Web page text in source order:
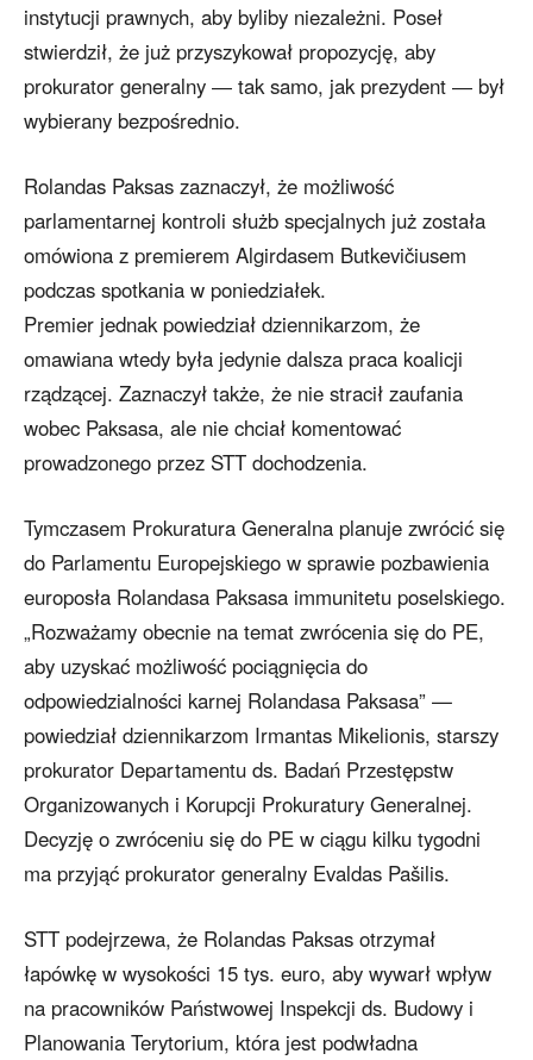
instytucji prawnych, aby byliby niezależni. Poseł
stwierdził, że już przyszykował propozycję, aby
prokurator generalny ― tak samo, jak prezydent ― był
wybierany bezpośrednio.
Rolandas Paksas zaznaczył, że możliwość
parlamentarnej kontroli służb specjalnych już została
omówiona z premierem Algirdasem Butkevičiusem
podczas spotkania w poniedziałek.
Premier jednak powiedział dziennikarzom, że
omawiana wtedy była jedynie dalsza praca koalicji
rządzącej. Zaznaczył także, że nie stracił zaufania
wobec Paksasa, ale nie chciał komentować
prowadzonego przez STT dochodzenia.
Tymczasem Prokuratura Generalna planuje zwrócić się
do Parlamentu Europejskiego w sprawie pozbawienia
europosła Rolandasa Paksasa immunitetu poselskiego.
„Rozważamy obecnie na temat zwrócenia się do PE,
aby uzyskać możliwość pociągnięcia do
odpowiedzialności karnej Rolandasa Paksasa” —
powiedział dziennikarzom Irmantas Mikelionis, starszy
prokurator Departamentu ds. Badań Przestępstw
Organizowanych i Korupcji Prokuratury Generalnej.
Decyzję o zwróceniu się do PE w ciągu kilku tygodni
ma przyjąć prokurator generalny Evaldas Pašilis.
STT podejrzewa, że Rolandas Paksas otrzymał
łapówkę w wysokości 15 tys. euro, aby wywarł wpływ
na pracowników Państwowej Inspekcji ds. Budowy i
Planowania Terytorium, która jest podwładna